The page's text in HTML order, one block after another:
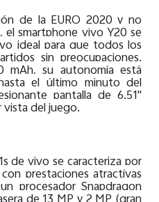
de la EURO 2020 y no
smartphone vivo Y20 se
ideal para que todos los
sin preocupaciones.
mAh, su autonomía está
el último minuto del
pantalla de 6.51"
del juego.
de vivo se caracteriza por
prestaciones atractivas
procesador Snapdragon